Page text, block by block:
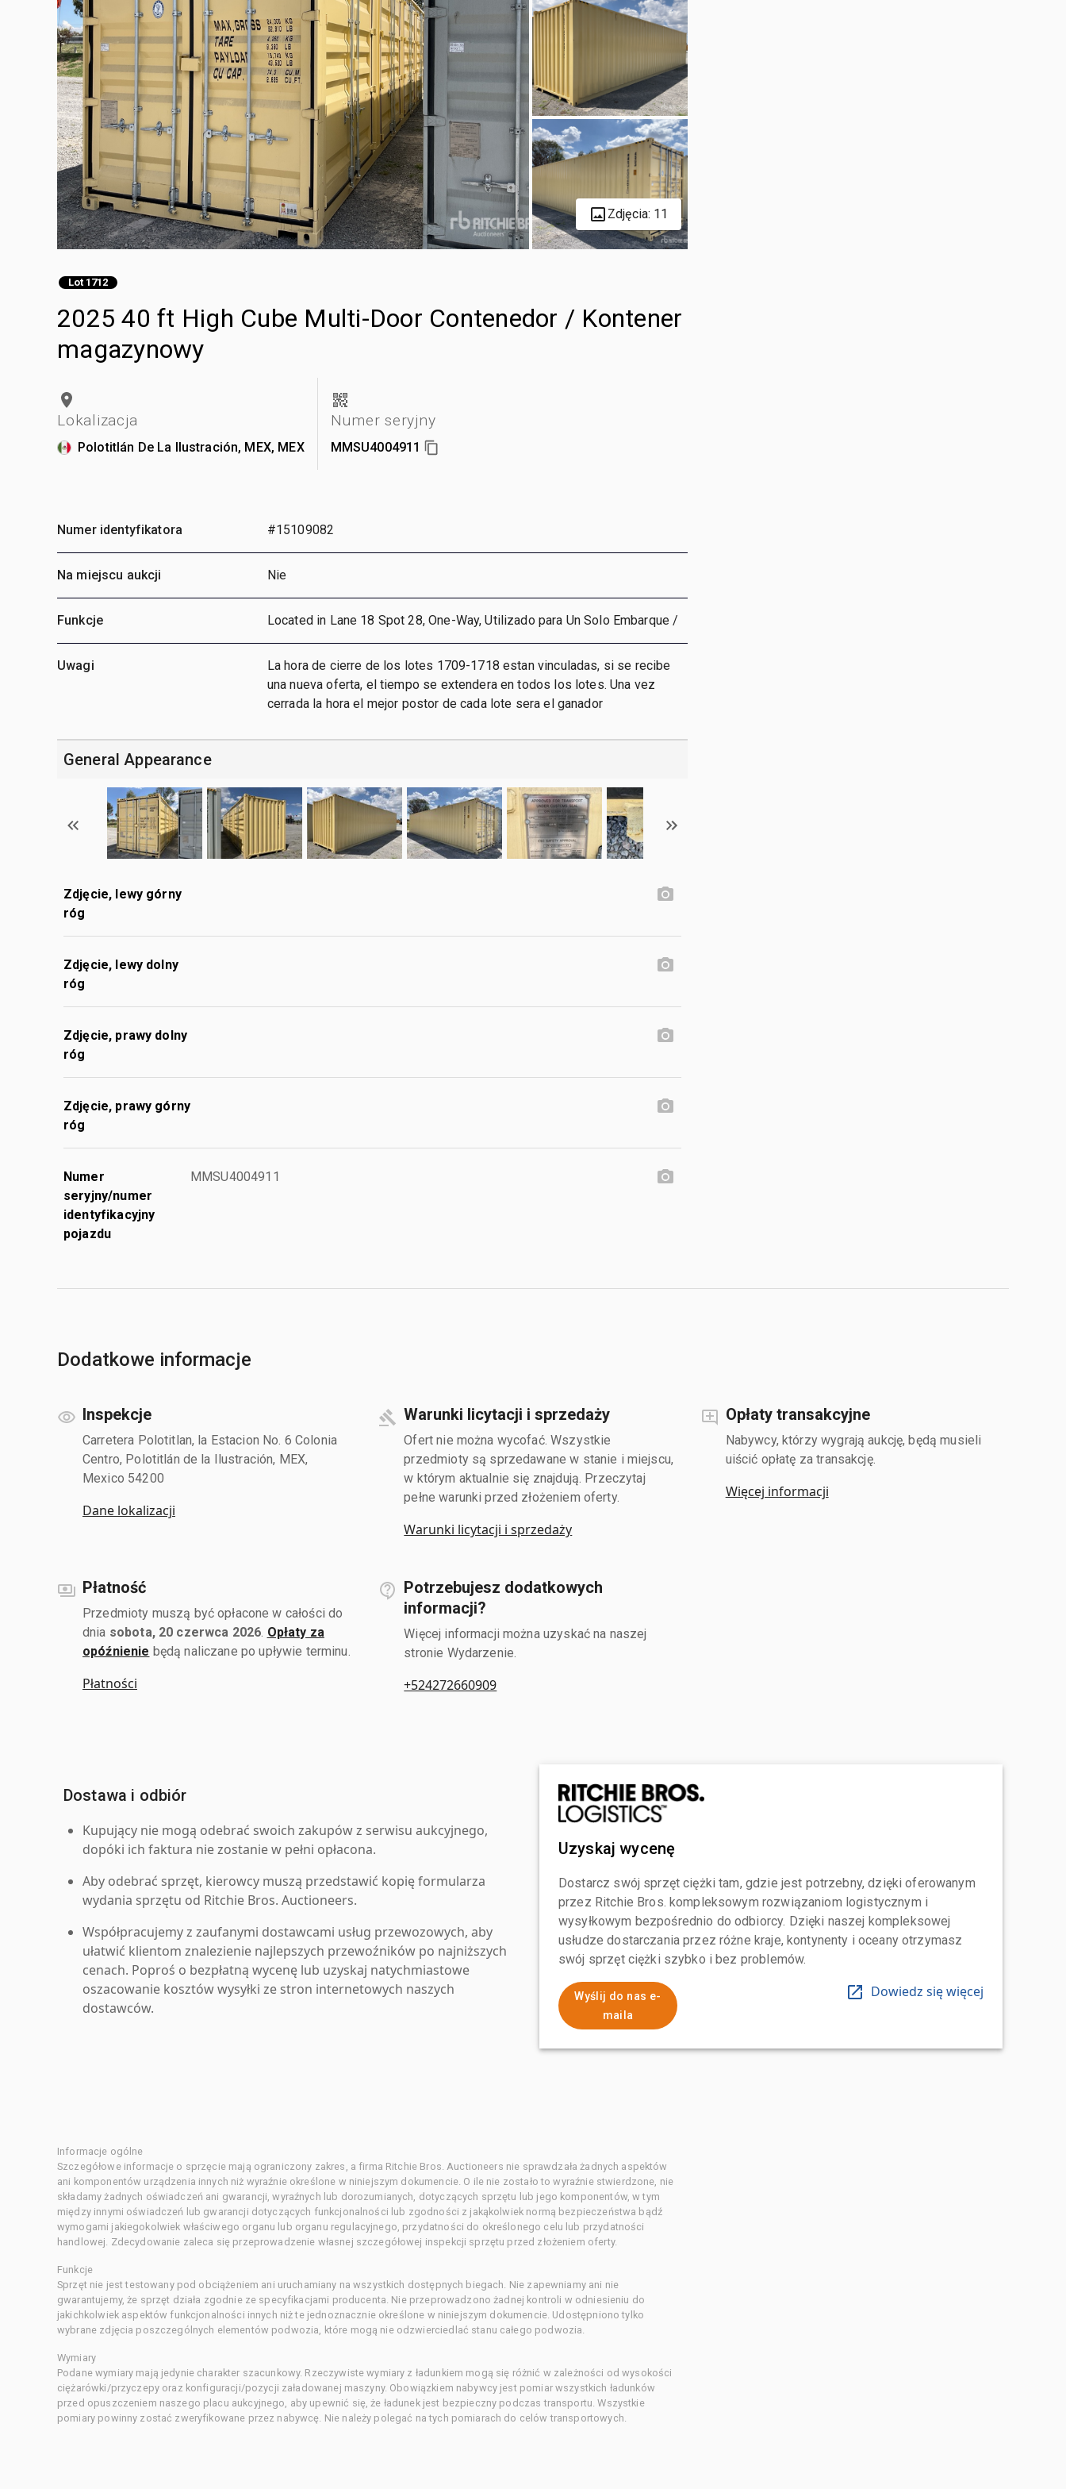
Zdjęcia: 11
Lot 1712
2025 40 ft High Cube Multi-Door Contenedor / Kontener
magazynowy
Lokalizacja
Polotitlán De La Ilustración, MEX, MEX
Numer seryjny
MMSU4004911
Numer identyfikatora #15109082
Na miejscu aukcji Nie
Funkcje Located in Lane 18 Spot 28, One-Way, Utilizado para Un Solo Embarque /
Uwagi
La hora de cierre de los lotes 1709-1718 estan vinculadas, si se recibe
una nueva oferta, el tiempo se extendera en todos los lotes. Una vez
cerrada la hora el mejor postor de cada lote sera el ganador
General Appearance
Zdjęcie, lewy górny
róg
Zdjęcie, lewy dolny
róg
Zdjęcie, prawy dolny
róg
Zdjęcie, prawy górny
róg
Numer
seryjny/numer
identyfikacyjny
pojazdu
MMSU4004911
Dodatkowe informacje
Inspekcje
Carretera Polotitlan, la Estacion No. 6 Colonia
Centro, Polotitlán de la Ilustración, MEX,
Mexico 54200
Dane lokalizacji
Warunki licytacji i sprzedaży
Ofert nie można wycofać. Wszystkie
przedmioty są sprzedawane w stanie i miejscu,
w którym aktualnie się znajdują. Przeczytaj
pełne warunki przed złożeniem oferty.
Warunki licytacji i sprzedaży
Opłaty transakcyjne
Nabywcy, którzy wygrają aukcję, będą musieli
uiścić opłatę za transakcję.
Więcej informacji
Płatność
Przedmioty muszą być opłacone w całości do
dnia sobota, 20 czerwca 2026 Opłaty za
opóźnienie będą naliczane po upływie terminu.
Płatności
Potrzebujesz dodatkowych
informacji?
Więcej informacji można uzyskać na naszej
stronie Wydarzenie.
+524272660909
Dostawa i odbiór
Kupujący nie mogą odebrać swoich zakupów z serwisu aukcyjnego,
dopóki ich faktura nie zostanie w pełni opłacona.
Aby odebrać sprzęt, kierowcy muszą przedstawić kopię formularza
wydania sprzętu od Ritchie Bros. Auctioneers.
Współpracujemy z zaufanymi dostawcami usług przewozowych, aby
ułatwić klientom znalezienie najlepszych przewoźników po najniższych
cenach. Poproś o bezpłatną wycenę lub uzyskaj natychmiastowe
oszacowanie kosztów wysyłki ze stron internetowych naszych
dostawców.
Uzyskaj wycenę
Dostarcz swój sprzęt ciężki tam, gdzie jest potrzebny, dzięki oferowanym
przez Ritchie Bros. kompleksowym rozwiązaniom logistycznym i
wysyłkowym bezpośrednio do odbiorcy. Dzięki naszej kompleksowej
usłudze dostarczania przez różne kraje, kontynenty i oceany otrzymasz
swój sprzęt ciężki szybko i bez problemów.
Wyślij do nas e-
maila
Dowiedz się więcej
Informacje ogólne
Szczegółowe informacje o sprzęcie mają ograniczony zakres, a firma Ritchie Bros. Auctioneers nie sprawdzała żadnych aspektów
ani komponentów urządzenia innych niż wyraźnie określone w niniejszym dokumencie. O ile nie zostało to wyraźnie stwierdzone, nie
składamy żadnych oświadczeń ani gwarancji, wyraźnych lub dorozumianych, dotyczących sprzętu lub jego komponentów, w tym
między innymi oświadczeń lub gwarancji dotyczących funkcjonalności lub zgodności z jakąkolwiek normą bezpieczeństwa bądź
wymogami jakiegokolwiek właściwego organu lub organu regulacyjnego, przydatności do określonego celu lub przydatności
handlowej. Zdecydowanie zaleca się przeprowadzenie własnej szczegółowej inspekcji sprzętu przed złożeniem oferty.
Funkcje
Sprzęt nie jest testowany pod obciążeniem ani uruchamiany na wszystkich dostępnych biegach. Nie zapewniamy ani nie
gwarantujemy, że sprzęt działa zgodnie ze specyfikacjami producenta. Nie przeprowadzono żadnej kontroli w odniesieniu do
jakichkolwiek aspektów funkcjonalności innych niż te jednoznacznie określone w niniejszym dokumencie. Udostępniono tylko
wybrane zdjęcia poszczególnych elementów podwozia, które mogą nie odzwierciedlać stanu całego podwozia.
Wymiary
Podane wymiary mają jedynie charakter szacunkowy. Rzeczywiste wymiary z ładunkiem mogą się różnić w zależności od wysokości
ciężarówki/przyczepy oraz konfiguracji/pozycji załadowanej maszyny. Obowiązkiem nabywcy jest pomiar wszystkich ładunków
przed opuszczeniem naszego placu aukcyjnego, aby upewnić się, że ładunek jest bezpieczny podczas transportu. Wszystkie
pomiary powinny zostać zweryfikowane przez nabywcę. Nie należy polegać na tych pomiarach do celów transportowych.